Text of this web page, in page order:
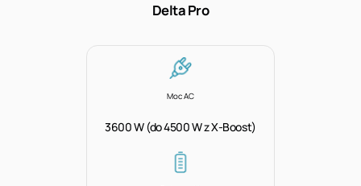
Delta Pro
Moc AC
3600 W (do 4500 W z X-Boost)